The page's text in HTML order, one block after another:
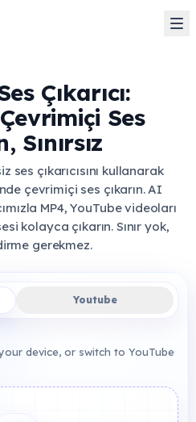
Çıkarıcı:
Ses
Sınırsız
ses çıkarıcısını kullanarak
çevrimiçi ses çıkarın. AI
MP4, YouTube videoları
kolayca çıkarın. Sınır yok,
gerekmez.
Youtube
device, or switch to YouTube